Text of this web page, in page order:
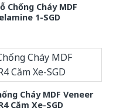
Chống Cháy MDF
1-SGD
Cháy MDF Veneer
Căm Xe-SGD